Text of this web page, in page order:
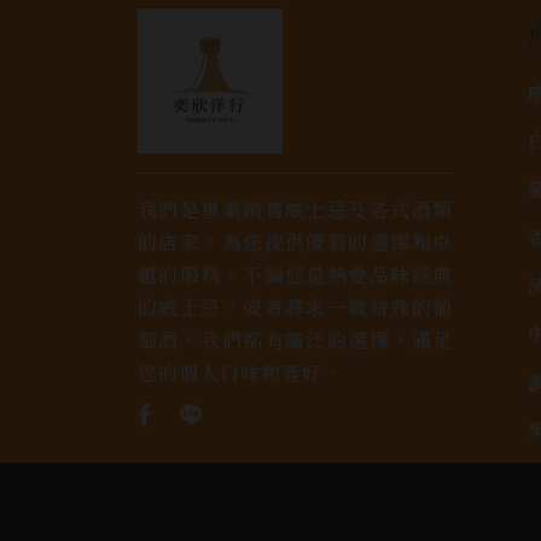
我們是專業銷售威士忌及各式酒類
的店家，為您提供優質的選擇和卓
越的服務。不論您是熱愛品味經典
的威士忌，或者尋求一款特殊的葡
萄酒，我們都有廣泛的選擇，滿足
您的個人口味和喜好。